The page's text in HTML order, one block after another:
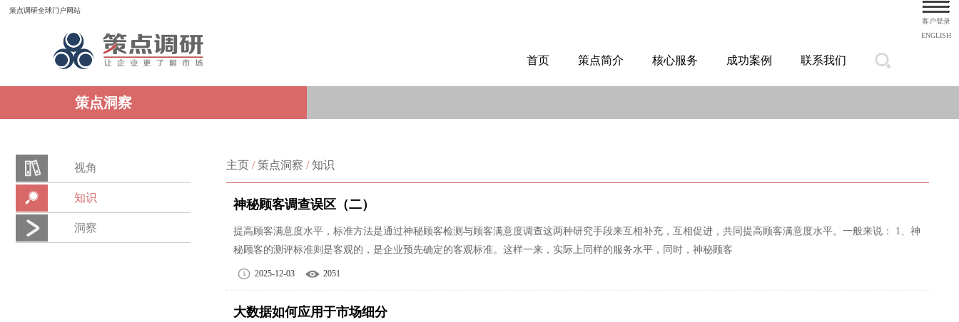
策点调研全球门户网站
客户登录
ENGLISH
首页 策点简介 核心服务 成功案例 联系我们
策点洞察
视角
知识
洞察
主页 /策点洞察 /知识
神秘顾客调查误区（二）
提高顾客满意度水平，标准方法是通过神秘顾客检测与顾客满意度调查这两种研究手段来互相补充，互相促进，共同提高顾客满意度水平。一般来说： 1、神
秘顾客的测评标准则是客观的，是企业预先确定的客观标准。这样一来，实际上同样的服务水平，同时，神秘顾客
2025-12-03 2051
大数据如何应用于市场细分